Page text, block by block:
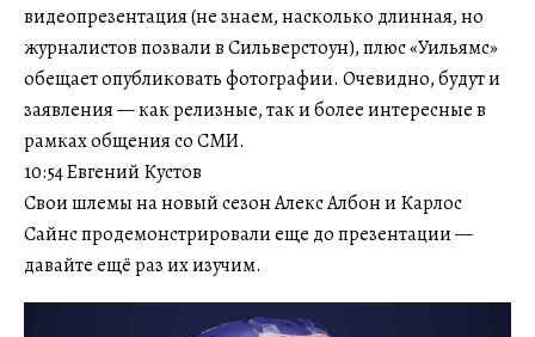
видеопрезентация (не знаем, насколько длинная, но
журналистов позвали в Сильверстоун), плюс «Уильямс»
обещает опубликовать фотографии. Очевидно, будут и
заявления — как релизные, так и более интересные в
рамках общения со СМИ.
10:54 Евгений Кустов
Свои шлемы на новый сезон Алекс Албон и Карлос
Сайнс продемонстрировали еще до презентации —
давайте ещё раз их изучим.